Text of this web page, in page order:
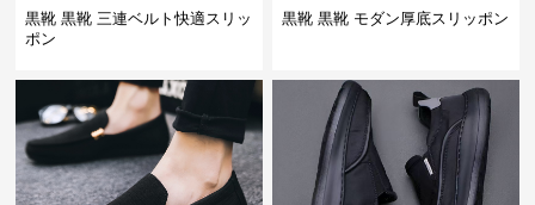
黒靴 黒靴 三連ベルト快適スリッ
ポン
黒靴 黒靴 モダン厚底スリッポン